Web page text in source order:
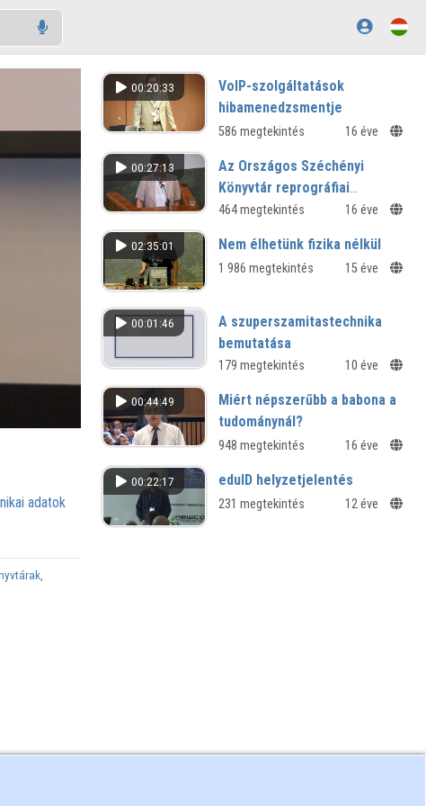
adatok
00:20:33
VoIP-szolgáltatások
hibamenedzsmentje
586 megtekintés 16 éve
00:27:13
Az Országos Széchényi
Könyvtár reprográfiai
szolgáltatásai a
464 megtekintés 16 éve
02:35:01 Nem élhetünk fizika nélkül
1 986 megtekintés 15 éve
00:01:46
A szuperszamitastechnika
bemutatása
Rövid vázlatos bemutató
179 megtekintés 10 éve
00:44:49
Miért népszerűbb a babona a
tudománynál?
948 megtekintés 16 éve
00:22:17 eduID helyzetjelentés
231 megtekintés 12 éve